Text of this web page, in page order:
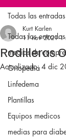
Todas las entradas
medias de
Ortopedia
Linfedema
Plantillas
Equipos medicos
medias para
Todas las entradas
Rodilleras
Kurt Karlen
11 nov 2021 1
Actualizado: 4 dic